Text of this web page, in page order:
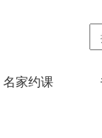
名家约课